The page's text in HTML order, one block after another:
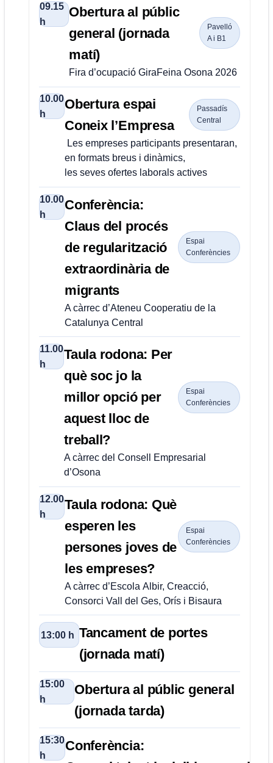
09.15
h
Obertura al públic
general (jornada
matí)
Pavelló
A i B1
Fira d’ocupació GiraFeina Osona 2026
10.00
h
Obertura espai
Coneix l’Empresa
Passadís
Central
Les empreses participants presentaran,
en formats breus i dinàmics,
les seves ofertes laborals actives
10.00
h
Conferència:
Claus del procés
de regularització
extraordinària de
migrants
Espai
Conferències
A càrrec d’Ateneu Cooperatiu de la
Catalunya Central
11.00
h
Taula rodona: Per
què soc jo la
millor opció per
aquest lloc de
treball?
Espai
Conferències
A càrrec del Consell Empresarial
d’Osona
12.00
h
Taula rodona: Què
esperen les
persones joves de
les empreses?
Espai
Conferències
A càrrec d’Escola Albir, Creacció,
Consorci Vall del Ges, Orís i Bisaura
13:00 h Tancament de portes
(jornada matí)
15:00
h
Obertura al públic general
(jornada tarda)
15:30
h
Conferència: